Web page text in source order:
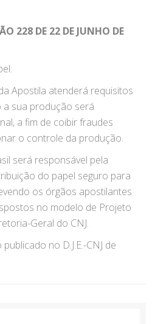
228 DE 22 DE JUNHO DE
Apostila atenderá requisitos
a sua produção será
a fim de coibir fraudes
o controle da produção.
será responsável pela
do papel seguro para
os órgãos apostilantes
no modelo de Projeto
Geral do CNJ.
no D.J.E.-CNJ de